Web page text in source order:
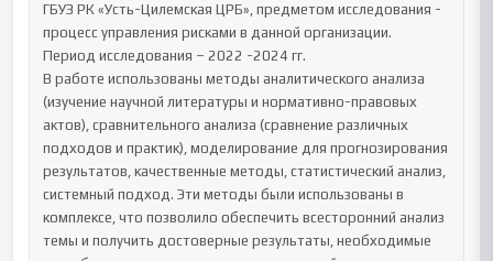
ГБУЗ РК «Усть-Цилемская ЦРБ», предметом исследования -
процесс управления рисками в данной организации.
Период исследования – 2022 -2024 гг.
В работе использованы методы аналитического анализа
(изучение научной литературы и нормативно-правовых
актов), сравнительного анализа (сравнение различных
подходов и практик), моделирование для прогнозирования
результатов, качественные методы, статистический анализ,
системный подход. Эти методы были использованы в
комплексе, что позволило обеспечить всесторонний анализ
темы и получить достоверные результаты, необходимые